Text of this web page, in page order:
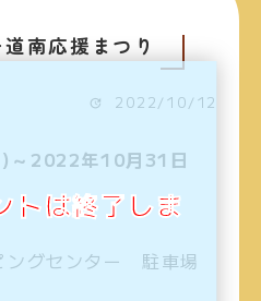
南応援まつり
2022/10/12
2022年10月31日
ングセンター 駐車場
は終了しま